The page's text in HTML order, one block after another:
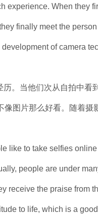
experience. When they
finally meet the
of camera
历。当他们次从自拍中看
像图片那么好看。随着
like to take selfies
people are under
receive the praise from
to life, which is a